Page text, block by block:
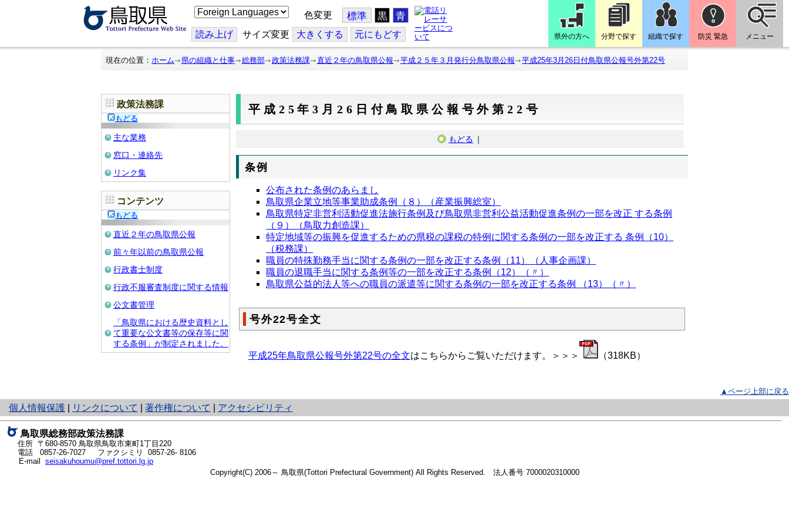
こ
の
ジ
を
翻
色変更 標準 黒 青
読み上げ サイズ変更 大きくする 元にもどす 県外の方へ 分野で探す 組織で探す 防災 緊急 メニュー
現在の位置： ホーム 県の組織と仕事 総務部 政策法務課 直近２年の鳥取県公報 平成２５年３月発行分鳥取県公報 平成25年3月26日付鳥取県公報号外第22号
政策法務課
もどる
主な業務
窓口・連絡先
リンク集
コンテンツ
もどる
直近２年の鳥取県公報
前々年以前の鳥取県公報
行政書士制度
行政不服審査制度に関する情報
公文書管理
「鳥取県における歴史資料とし
て重要な公文書等の保存等に関
する条例」が制定されました。
平成25年3月26日付鳥取県公報号外第22号
もどる ｜
条例
公布された条例のあらまし
鳥取県企業立地等事業助成条例（８）（産業振興総室）
鳥取県特定非営利活動促進法施行条例及び鳥取県非営利公益活動促進条例の一部を改正 する条例
（９）（鳥取力創造課）
特定地域等の振興を促進するための県税の課税の特例に関する条例の一部を改正する 条例（10）
（税務課）
職員の特殊勤務手当に関する条例の一部を改正する条例（11）（人事企画課）
職員の退職手当に関する条例等の一部を改正する条例（12）（〃）
鳥取県公益的法人等への職員の派遣等に関する条例の一部を改正する条例 （13）（〃）
号外22号全文
平成25年鳥取県公報号外第22号の全文はこちらからご覧いただけます。＞＞＞ （318KB）
▲ページ上部に戻る
個人情報保護
と
り
ネ
ッ
ト
へ
リンクについて 著作権について アクセシビリティ
鳥取県総務部政策法務課
住所 〒680-8570 鳥取県鳥取市東町1丁目220
電話 0857-26-7027
ファクシミリ 0857-26- 8106
E-mail seisakuhoumu@pref.tottori.lg.jp
Copyright(C) 2006～ 鳥取県(Tottori Prefectural Government) All Rights Reserved. 法人番号 7000020310000